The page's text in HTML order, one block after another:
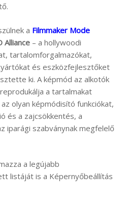
a Filmmaker Mode
Alliance – a hollywoodi
tartalomforgalmazókat,
és eszközfejlesztőket
ki. A képmód az alkotók
a tartalmakat
olyan képmódisító funkciókat,
és a zajcsökkentés, a
iparági szabványnak megfelelő
a legújabb
listáját is a Képernyőbeállítás